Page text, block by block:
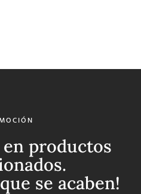
productos
se acaben!